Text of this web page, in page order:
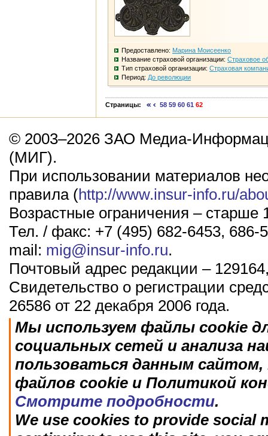
Предоставлено: Марина Моисеенко
Название страховой организации: Страховое
Тип страховой организации: Страховая
Период: До революции
Страницы: 58 59 60 61 62
© 2003–2026 ЗАО Медиа-
(МИГ).
При использовании материалов
правила (http://www.insur-info.ru/
Возрастные ограничения – старше
Тел. / факс: +7 (495) 682-6453, 686-
mail: mig@insur-info.ru.
Почтовый адрес редакции –
Свидетельство о регистрации
26586 от 22 декабря 2006 года.
Мы используем файлы cookie
социальных сетей и анализа
пользоваться данным
файлов cookie и Политикой
Смотрите подробности.
We use cookies to provide social